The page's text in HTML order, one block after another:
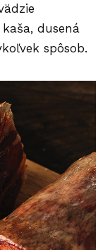
dusená
spôsob.